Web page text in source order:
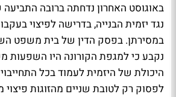
באוגוסט האחרון נדחתה ברובה
נגד יזמית הבנייה, בדרישה לפיצוי
במסירתן. בפסק הדין של בית משפט
נקבע כי למגפת הקורונה היו השפעות
היכולת של היזמית לעמוד בכל